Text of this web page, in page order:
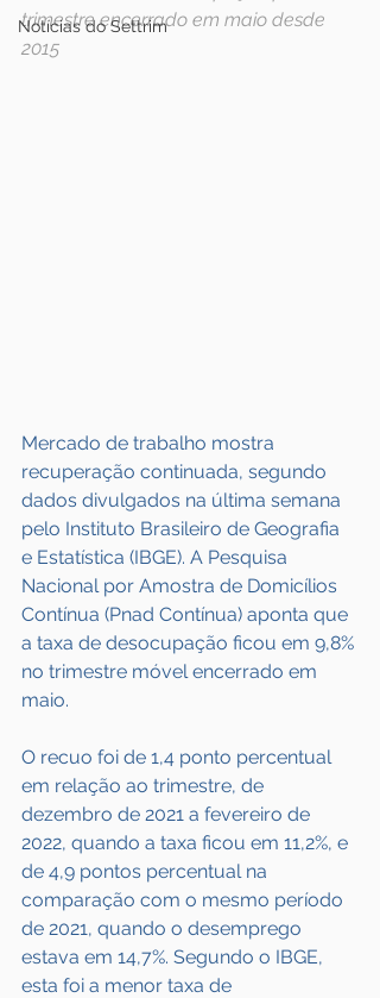
Notícias do Settrim
trimestre encerrado em maio desde
2015
Mercado de trabalho mostra
recuperação continuada, segundo
dados divulgados na última semana
pelo Instituto Brasileiro de Geografia
e Estatística (IBGE). A Pesquisa
Nacional por Amostra de Domicílios
Contínua (Pnad Contínua) aponta que
a taxa de desocupação ficou em 9,8%
no trimestre móvel encerrado em
maio.
O recuo foi de 1,4 ponto percentual
em relação ao trimestre, de
dezembro de 2021 a fevereiro de
2022, quando a taxa ficou em 11,2%, e
de 4,9 pontos percentual na
comparação com o mesmo período
de 2021, quando o desemprego
estava em 14,7%. Segundo o IBGE,
esta foi a menor taxa de